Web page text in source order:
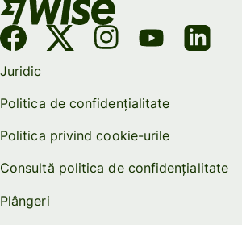
Juridic
Politica de confidențialitate
Politica privind cookie-urile
Consultă politica de confidențialitate
Plângeri